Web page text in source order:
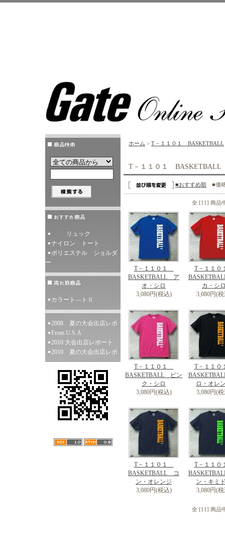
リュック
ナイロン トート
ポリエステル ショルダ
ー
カラート―トⅡ
2008 夏の大会出店レポ
From U.S.A
2010 大会出店レポート
2010 夏の大会出店レポ
ホーム > T－１１０１ BASKETBALL
T－１１０１ BASKETBALL
■おすすめ順 ■価
全 [11] 商品
T－１１０１
BASKETBALL ア
オ・シロ
3,080円(税込)
T－１１
カ・シ
3,080円(
T－１１０１
BASKETBALL ピン
ク・シロ
3,080円(税込)
T－１１
ロ・オレ
3,080円(
T－１１０１
BASKETBALL コ
ン・オレンジ
3,080円(税込)
T－１１
ン・キミ
3,080円(
全 [11] 商品